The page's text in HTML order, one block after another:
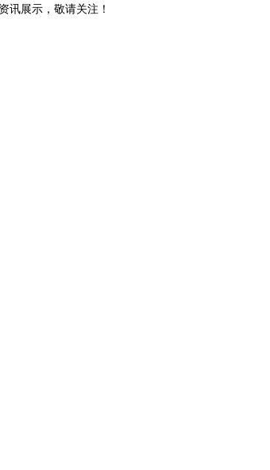
讯展示，敬请关注！